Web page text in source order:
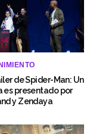
de Spider-Man: Un
es presentado por
y Zendaya